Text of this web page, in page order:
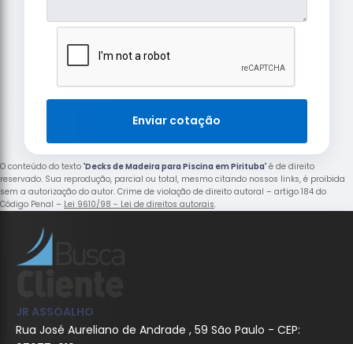
Enviar cotação
O conteúdo do texto "Decks de Madeira para Piscina em Pirituba" é de direito
reservado. Sua reprodução, parcial ou total, mesmo citando nossos links, é proibida
sem a autorização do autor. Crime de violação de direito autoral – artigo 184 do
Código Penal – Lei 9610/98 - Lei de direitos autorais.
JR ASSOALHO
Rua José Aureliano de Andrade , 59 São Paulo - CEP: